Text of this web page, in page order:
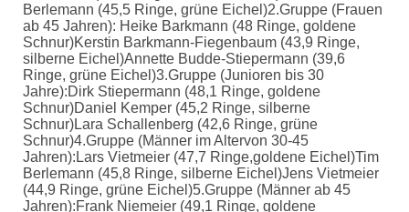
Berlemann (45,5 Ringe, grüne Eichel)2.Gruppe (Frauen
ab 45 Jahren): Heike Barkmann (48 Ringe, goldene
Schnur)Kerstin Barkmann-Fiegenbaum (43,9 Ringe,
silberne Eichel)Annette Budde-Stiepermann (39,6
Ringe, grüne Eichel)3.Gruppe (Junioren bis 30
Jahre):Dirk Stiepermann (48,1 Ringe, goldene
Schnur)Daniel Kemper (45,2 Ringe, silberne
Schnur)Lara Schallenberg (42,6 Ringe, grüne
Schnur)4.Gruppe (Männer im Altervon 30-45
Jahren):Lars Vietmeier (47,7 Ringe,goldene Eichel)Tim
Berlemann (45,8 Ringe, silberne Eichel)Jens Vietmeier
(44,9 Ringe, grüne Eichel)5.Gruppe (Männer ab 45
Jahren):Frank Niemeier (49,1 Ringe, goldene